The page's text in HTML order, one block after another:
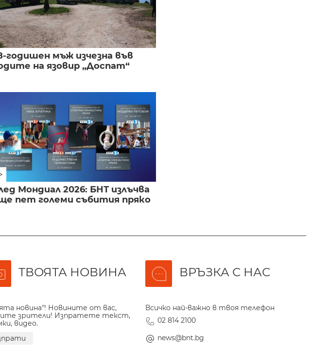
годишен мъж изчезна във
на язовир „Доспат“
Мондиал 2026: БНТ излъчва
пет големи събития пряко
ТВОЯТА НОВИНА
новина"! Новините от вас,
зрители! Изпратете текст,
видео.
ВРЪЗКА С НАС
Всичко най-важно в твоя телефон
02 814 2100
news@bnt.bg